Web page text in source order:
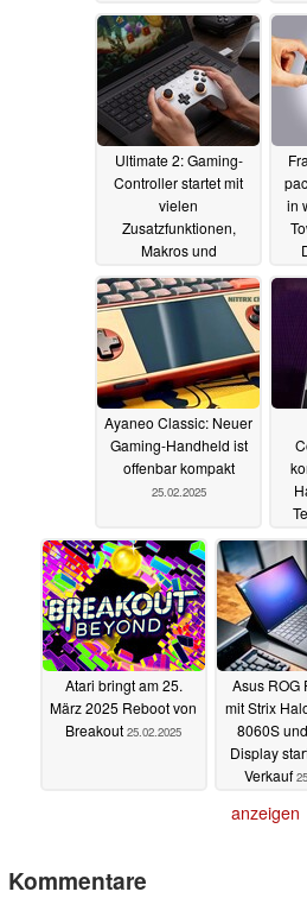
Ultimate 2: Gaming-
Controller startet mit
vielen
Zusatzfunktionen,
Makros und
25.02.2025
in
Ayaneo Classic: Neuer
Gaming-Handheld ist
offenbar kompakt
25.02.2025
Atari bringt am 25.
März 2025 Reboot von
Breakout 25.02.2025
Asus ROG
mit Strix
8060S
Display
Verkauf
anzeigen
Kommentare